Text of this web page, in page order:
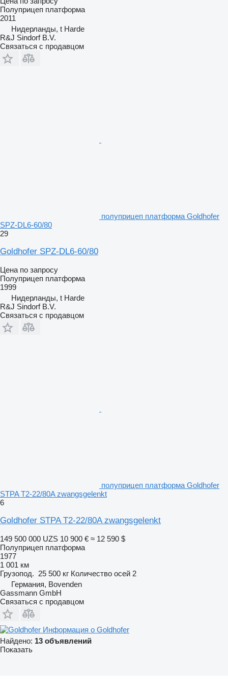
Полуприцеп платформа
2011
Нидерланды, t Harde
R&J Sindorf B.V.
Связаться с продавцом
полуприцеп платформа Goldhofer
SPZ-DL6-60/80
29
Goldhofer SPZ-DL6-60/80
Цена по запросу
Полуприцеп платформа
1999
Нидерланды, t Harde
R&J Sindorf B.V.
Связаться с продавцом
полуприцеп платформа Goldhofer
STPA T2-22/80A zwangsgelenkt
6
Goldhofer STPA T2-22/80A zwangsgelenkt
149 500 000 UZS 10 900 € ≈ 12 590 $
Полуприцеп платформа
1977
1 001 км
Грузопод. 25 500 кг Количество осей 2
Германия, Bovenden
Gassmann GmbH
Связаться с продавцом
Информация о Goldhofer
Найдено: 13 объявлений
Показать